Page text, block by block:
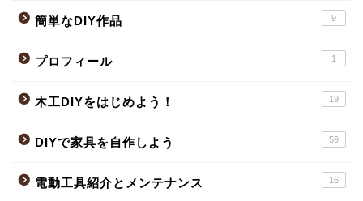
簡単なDIY作品 9
プロフィール 1
木工DIYをはじめよう！ 19
DIYで家具を自作しよう 59
電動工具紹介とメンテナンス 16